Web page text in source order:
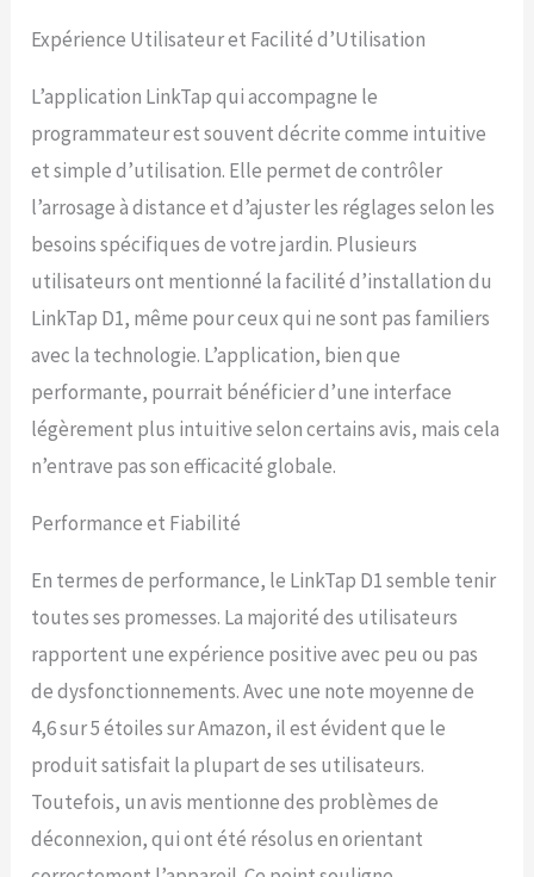
Ne se fixe jamais sur les
en laiton. Les filetages
auto-adaptatifs assurent
un joint étanche sans fuite
sans ruban en téflon. Conçu
pour une durabilité ultime
Réseau maillé Zigbee
fiable : Utilisant un
protocole Zigbee
propriétaire, ce système
offre une couverture sans
fil plus large et plus fiable
que les minuteries
d'arrosage par Wi-Fi. Pour
terrains complexes, le
prolongateur LinkTap
votre routeur, assurant une
connexion Internet stable
simplicité plug-and-play.
Scanner le code QR du
appareils se couplent
automatiquement en
quelques secondes
Système d'irrigation
extensible : connectez
jusqu'à 15 appareils (G1S,
Expérience Utilisateur et Facilité d’Utilisation
L’application LinkTap qui accompagne le
programmateur est souvent décrite comme intuitive
et simple d’utilisation. Elle permet de contrôler
l’arrosage à distance et d’ajuster les réglages selon les
besoins spécifiques de votre jardin. Plusieurs
utilisateurs ont mentionné la facilité d’installation du
LinkTap D1, même pour ceux qui ne sont pas familiers
avec la technologie. L’application, bien que
performante, pourrait bénéficier d’une interface
légèrement plus intuitive selon certains avis, mais cela
n’entrave pas son efficacité globale.
Performance et Fiabilité
En termes de performance, le LinkTap D1 semble tenir
toutes ses promesses. La majorité des utilisateurs
rapportent une expérience positive avec peu ou pas
de dysfonctionnements. Avec une note moyenne de
4,6 sur 5 étoiles sur Amazon, il est évident que le
produit satisfait la plupart de ses utilisateurs.
Toutefois, un avis mentionne des problèmes de
déconnexion, qui ont été résolus en orientant